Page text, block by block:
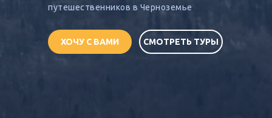
путешественников в Черноземье
ХОЧУ С ВАМИ СМОТРЕТЬ ТУРЫ